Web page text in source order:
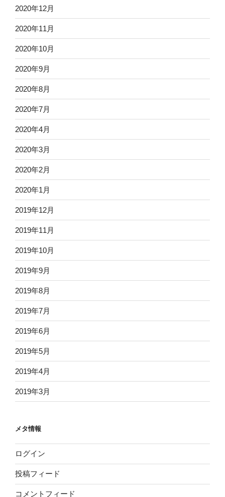
2020年12月
2020年11月
2020年10月
2020年9月
2020年8月
2020年7月
2020年4月
2020年3月
2020年2月
2020年1月
2019年12月
2019年11月
2019年10月
2019年9月
2019年8月
2019年7月
2019年6月
2019年5月
2019年4月
2019年3月
メタ情報
ログイン
投稿フィード
コメントフィード